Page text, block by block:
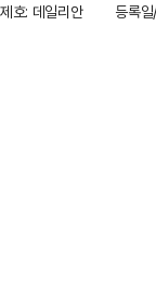
제호: 데일리안
등록